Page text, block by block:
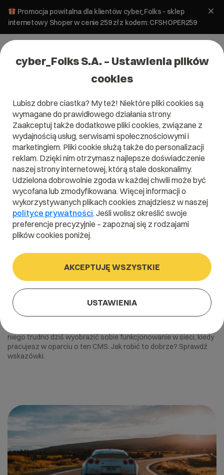
Promocja powitalna dla klientów cyber_Folks - sklep
internetowy Shoper w cenie 259 zł z kodem: CFSHOPER259
#updraftplus
31 marca 2023
Backup WordPress – jak robić to
dobrze?
niego trudno dziś wyobrazić sobie funkcjonowanie w sieci, kiedy
pracujesz w oparciu o ten CMS. Jak robić to dobrze? Sprawdź
wskazówki.
cyber_Folks S.A. – Ustawienia plików
cookies
Lubisz dobre ciastka? My też! Niektóre pliki cookies są
wymagane do prawidłowego działania strony.
Zaakceptuj także dodatkowe pliki cookies, związane z
wydajnością usług, serwisami społecznościowymi i
marketingiem. Pliki cookie służą także do personalizacji
reklam. Dzięki nim otrzymasz najlepsze doświadczenie
naszej strony internetowej, którą stale doskonalimy.
Udzielona dobrowolnie zgoda w każdej chwili może być
wycofana lub zmodyfikowana. Więcej informacji o
wykorzystywanych plikach cookies znajdziesz w naszej
polityce prywatności. Jeśli wolisz określić swoje
preferencje precyzyjnie – zapoznaj się z rodzajami
plików cookies poniżej.
AKCEPTUJĘ WSZYSTKIE
USTAWIENIA